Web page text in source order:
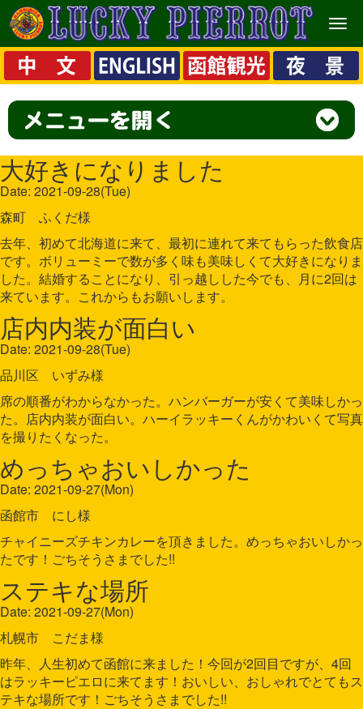
メ
ニ
ュ
ー
大好きになりました
Date: 2021-09-28(Tue)
森町 ふくだ様
去年、初めて北海道に来て、最初に連れて来てもらった飲食店
です。ボリューミーで数が多く味も美味しくて大好きになりま
した。結婚することになり、引っ越しした今でも、月に2回は
来ています。これからもお願いします。
店内内装が面白い
Date: 2021-09-28(Tue)
品川区 いずみ様
席の順番がわからなかった。ハンバーガーが安くて美味しかっ
た。店内内装が面白い。ハーイラッキーくんがかわいくて写真
を撮りたくなった。
めっちゃおいしかった
Date: 2021-09-27(Mon)
函館市 にし様
チャイニーズチキンカレーを頂きました。めっちゃおいしかっ
たです！ごちそうさまでした!!
ステキな場所
Date: 2021-09-27(Mon)
札幌市 こだま様
昨年、人生初めて函館に来ました！今回が2回目ですが、4回
はラッキーピエロに来てます！おいしい、おしゃれでとてもス
テキな場所です！ごちそうさまでした!!